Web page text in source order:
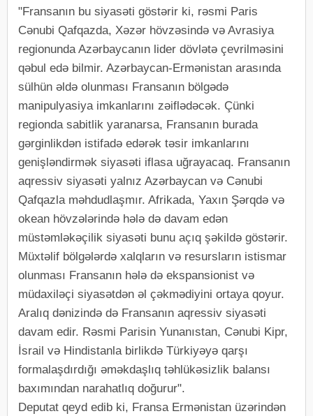
"Fransanın bu siyasəti göstərir ki, rəsmi Paris
Cənubi Qafqazda, Xəzər hövzəsində və Avrasiya
regionunda Azərbaycanın lider dövlətə çevrilməsini
qəbul edə bilmir. Azərbaycan-Ermənistan arasında
sülhün əldə olunması Fransanın bölgədə
manipulyasiya imkanlarını zəiflədəcək. Çünki
regionda sabitlik yaranarsa, Fransanın burada
gərginlikdən istifadə edərək təsir imkanlarını
genişləndirmək siyasəti iflasa uğrayacaq. Fransanın
aqressiv siyasəti yalnız Azərbaycan və Cənubi
Qafqazla məhdudlaşmır. Afrikada, Yaxın Şərqdə və
okean hövzələrində hələ də davam edən
müstəmləkəçilik siyasəti bunu açıq şəkildə göstərir.
Müxtəlif bölgələrdə xalqların və resursların istismar
olunması Fransanın hələ də ekspansionist və
müdaxiləçi siyasətdən əl çəkmədiyini ortaya qoyur.
Aralıq dənizində də Fransanın aqressiv siyasəti
davam edir. Rəsmi Parisin Yunanıstan, Cənubi Kipr,
İsrail və Hindistanla birlikdə Türkiyəyə qarşı
formalaşdırdığı əməkdaşlıq təhlükəsizlik balansı
baxımından narahatlıq doğurur".
Deputat qeyd edib ki, Fransa Ermənistan üzərindən